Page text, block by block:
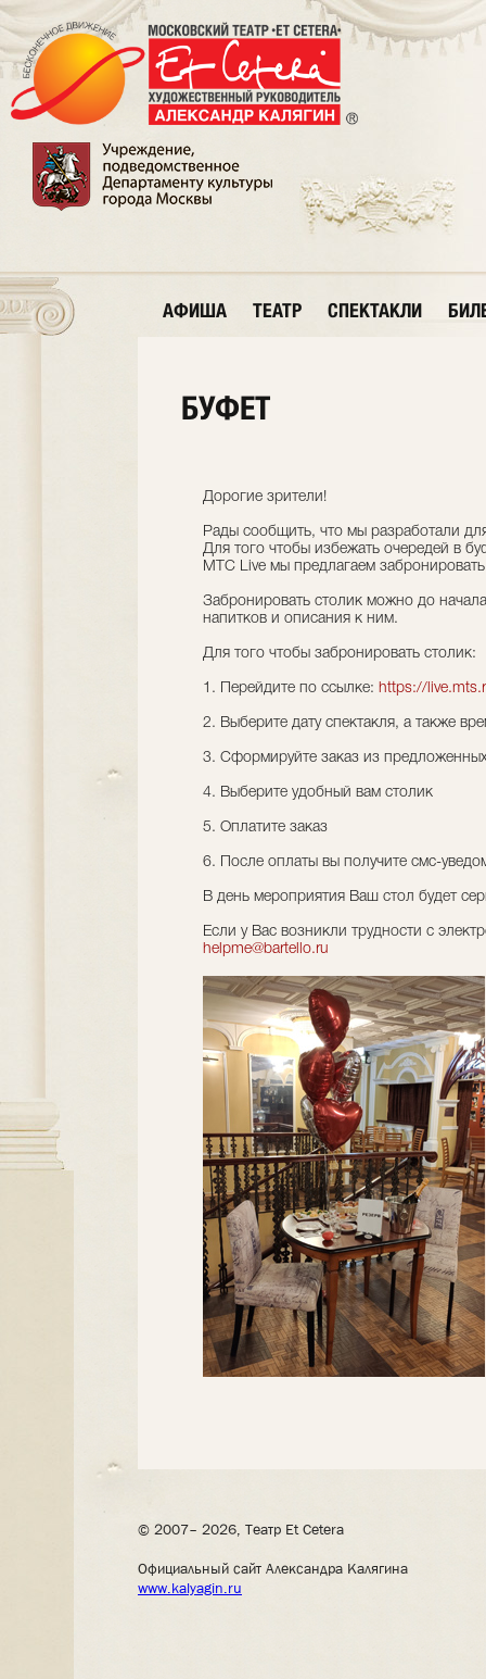
АФИША ТЕАТР СПЕКТАКЛИ
БУФЕТ
Дорогие зрители!
Рады сообщить, что мы разработали
Для того чтобы избежать очередей в
МТС Live мы предлагаем
Забронировать столик можно до
напитков и описания к ним.
Для того чтобы забронировать столик:
1. Перейдите по ссылке: https://
2. Выберите дату спектакля, а также
3. Сформируйте заказ из
4. Выберите удобный вам столик
5. Оплатите заказ
6. После оплаты вы получите смс-
В день мероприятия Ваш стол будет
Если у Вас возникли трудности с
helpme@bartello.ru
© 2007– 2026, Театр Et Cetera
Официальный сайт Александра Калягина
www.kalyagin.ru